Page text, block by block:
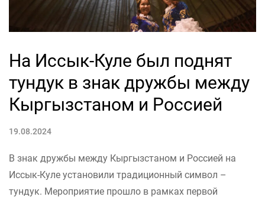
На Иссык-Куле был поднят
тундук в знак дружбы между
Кыргызстаном и Россией
19.08.2024
В знак дружбы между Кыргызстаном и Россией на
Иссык-Куле установили традиционный символ –
тундук. Мероприятие прошло в рамках первой